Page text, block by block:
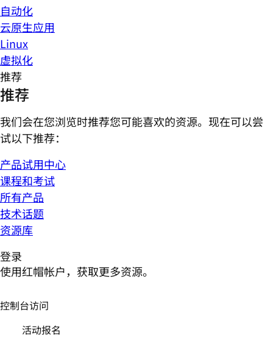
自动化
云原生应用
Linux
虚拟化
推荐
推荐
我们会在您浏览时推荐您可能喜欢的资源。现在可以尝
试以下推荐：
产品试用中心
课程和考试
所有产品
技术话题
资源库
登录
使用红帽帐户，获取更多资源。
控制台访问
活动报名